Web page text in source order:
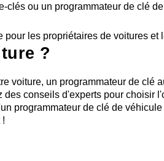
ou un programmateur de clé
les propriétaires de voitures et
?
voiture, un programmateur de clé
conseils d'experts pour choisir
programmateur de clé de
!